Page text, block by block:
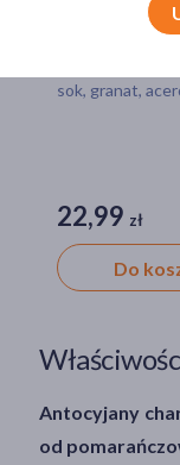
ZIELNIK
sok, granat,
22,99 zł
Do
Antocyjany
od